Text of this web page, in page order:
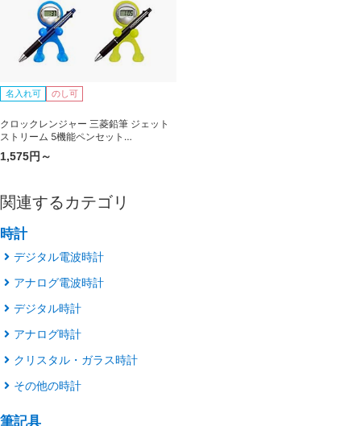
名入れ可 のし可
クロックレンジャー 三菱鉛筆 ジェット
ストリーム 5機能ペンセット
（0.7mm+シャープ0.5mm）
1,575円～
関連するカテゴリ
時計
デジタル電波時計
アナログ電波時計
デジタル時計
アナログ時計
クリスタル・ガラス時計
その他の時計
筆記具